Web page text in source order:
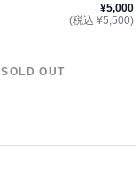
¥5,000
(税込 ¥5,500)
SOLD OUT